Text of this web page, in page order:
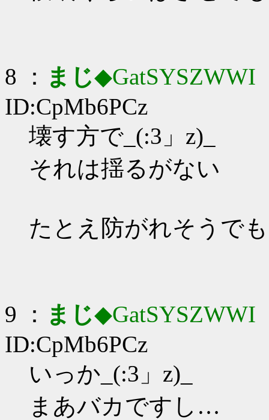
8 ： まじ◆GatSYSZWWI
ID:CpMb6PCz
壊す方で_(:3」z)_
それは揺るがない
たとえ防がれそうで
9 ： まじ◆GatSYSZWWI
ID:CpMb6PCz
いっか_(:3」z)_
まあバカですし…